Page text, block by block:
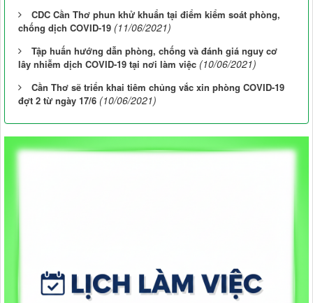
CDC Cần Thơ phun khử khuẩn tại điểm kiểm soát phòng,
chống dịch COVID-19 (11/06/2021)
Tập huấn hướng dẫn phòng, chống và đánh giá nguy cơ
lây nhiễm dịch COVID-19 tại nơi làm việc (10/06/2021)
Cần Thơ sẽ triển khai tiêm chủng vắc xin phòng COVID-19
đợt 2 từ ngày 17/6 (10/06/2021)